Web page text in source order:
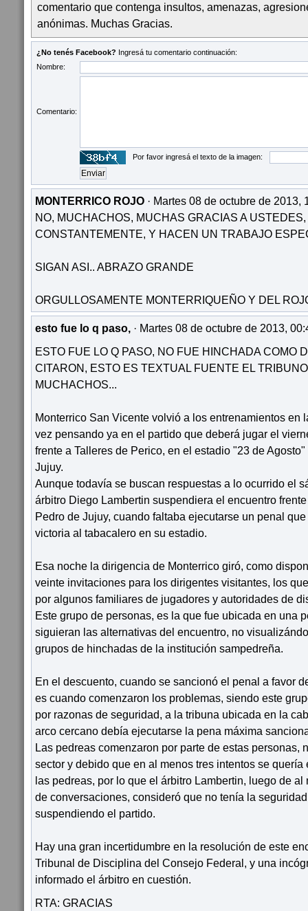
comentario que contenga insultos, amenazas,
anónimas. Muchas Gracias.
¿No tenés Facebook? Ingresá tu comentario continuación:
Nombre:
Comentario:
Por favor ingresá el texto de la imagen:
MONTERRICO ROJO · Martes 08 de octubre de 2013,
NO, MUCHACHOS, MUCHAS GRACIAS A
CONSTANTEMENTE, Y HACEN UN TRABAJO
SIGAN ASI.. ABRAZO GRANDE
ORGULLOSAMENTE MONTERRIQUEÑO Y DEL
esto fue lo q paso, · Martes 08 de octubre de 2013,
ESTO FUE LO Q PASO, NO FUE HINCHADA COMO
CITARON, ESTO ES TEXTUAL FUENTE EL
MUCHACHOS...
Monterrico San Vicente volvió a los entrenamientos en
vez pensando ya en el partido que deberá jugar el
frente a Talleres de Perico, en el estadio "23 de
Jujuy.
Aunque todavía se buscan respuestas a lo ocurrido el
árbitro Diego Lambertin suspendiera el encuentro
Pedro de Jujuy, cuando faltaba ejecutarse un penal
victoria al tabacalero en su estadio.
Esa noche la dirigencia de Monterrico giró, como
veinte invitaciones para los dirigentes visitantes, los
por algunos familiares de jugadores y autoridades de
Este grupo de personas, es la que fue ubicada en una
siguieran las alternativas del encuentro, no
grupos de hinchadas de la institución sampedreña.
En el descuento, cuando se sancionó el penal a favor
es cuando comenzaron los problemas, siendo este
por razonas de seguridad, a la tribuna ubicada en la
arco cercano debía ejecutarse la pena máxima
Las pedreas comenzaron por parte de estas personas,
sector y debido que en al menos tres intentos se
las pedreas, por lo que el árbitro Lambertin, luego de al
de conversaciones, consideró que no tenía la
suspendiendo el partido.
Hay una gran incertidumbre en la resolución de este
Tribunal de Disciplina del Consejo Federal, y una
informado el árbitro en cuestión.
RTA: GRACIAS